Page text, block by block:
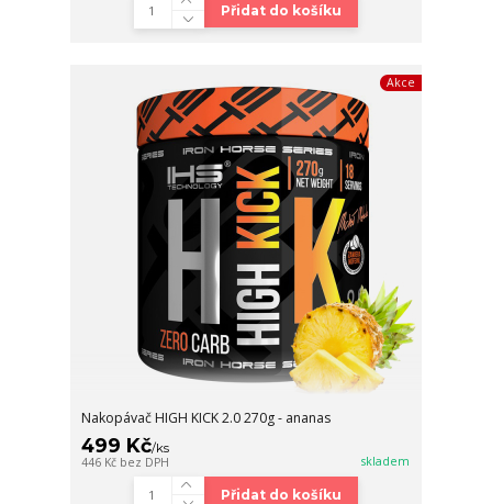
Přidat do košíku
Akce
Nakopávač HIGH KICK 2.0 270g - ananas
499 Kč/ks
446 Kč bez DPH skladem
Přidat do košíku